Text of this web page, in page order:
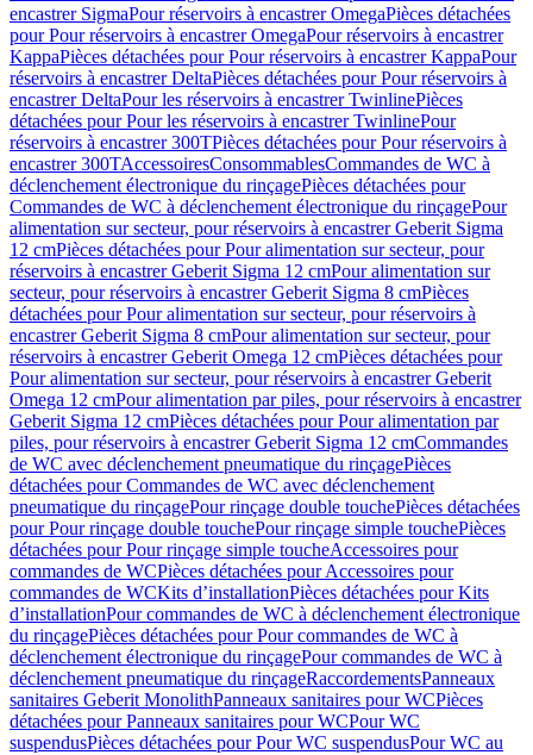
encastrer SigmaPour réservoirs à encastrer OmegaPièces détachées
pour Pour réservoirs à encastrer OmegaPour réservoirs à encastrer
KappaPièces détachées pour Pour réservoirs à encastrer KappaPour
réservoirs à encastrer DeltaPièces détachées pour Pour réservoirs à
encastrer DeltaPour les réservoirs à encastrer TwinlinePièces
détachées pour Pour les réservoirs à encastrer TwinlinePour
réservoirs à encastrer 300TPièces détachées pour Pour réservoirs à
encastrer 300TAccessoiresConsommablesCommandes de WC à
déclenchement électronique du rinçagePièces détachées pour
Commandes de WC à déclenchement électronique du rinçagePour
alimentation sur secteur, pour réservoirs à encastrer Geberit Sigma
12 cmPièces détachées pour Pour alimentation sur secteur, pour
réservoirs à encastrer Geberit Sigma 12 cmPour alimentation sur
secteur, pour réservoirs à encastrer Geberit Sigma 8 cmPièces
détachées pour Pour alimentation sur secteur, pour réservoirs à
encastrer Geberit Sigma 8 cmPour alimentation sur secteur, pour
réservoirs à encastrer Geberit Omega 12 cmPièces détachées pour
Pour alimentation sur secteur, pour réservoirs à encastrer Geberit
Omega 12 cmPour alimentation par piles, pour réservoirs à encastrer
Geberit Sigma 12 cmPièces détachées pour Pour alimentation par
piles, pour réservoirs à encastrer Geberit Sigma 12 cmCommandes
de WC avec déclenchement pneumatique du rinçagePièces
détachées pour Commandes de WC avec déclenchement
pneumatique du rinçagePour rinçage double touchePièces détachées
pour Pour rinçage double touchePour rinçage simple touchePièces
détachées pour Pour rinçage simple toucheAccessoires pour
commandes de WCPièces détachées pour Accessoires pour
commandes de WCKits d’installationPièces détachées pour Kits
d’installationPour commandes de WC à déclenchement électronique
du rinçagePièces détachées pour Pour commandes de WC à
déclenchement électronique du rinçagePour commandes de WC à
déclenchement pneumatique du rinçageRaccordementsPanneaux
sanitaires Geberit MonolithPanneaux sanitaires pour WCPièces
détachées pour Panneaux sanitaires pour WCPour WC
suspendusPièces détachées pour Pour WC suspendusPour WC au